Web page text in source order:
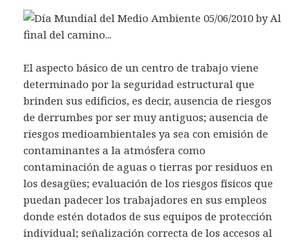
El aspecto básico de un centro de trabajo viene
determinado por la seguridad estructural que
brinden sus edificios, es decir, ausencia de riesgos
de derrumbes por ser muy antiguos; ausencia de
riesgos medioambientales ya sea con emisión de
contaminantes a la atmósfera como
contaminación de aguas o tierras por residuos en
los desagües; evaluación de los riesgos físicos que
puedan padecer los trabajadores en sus empleos
donde estén dotados de sus equipos de protección
individual; señalización correcta de los accesos al